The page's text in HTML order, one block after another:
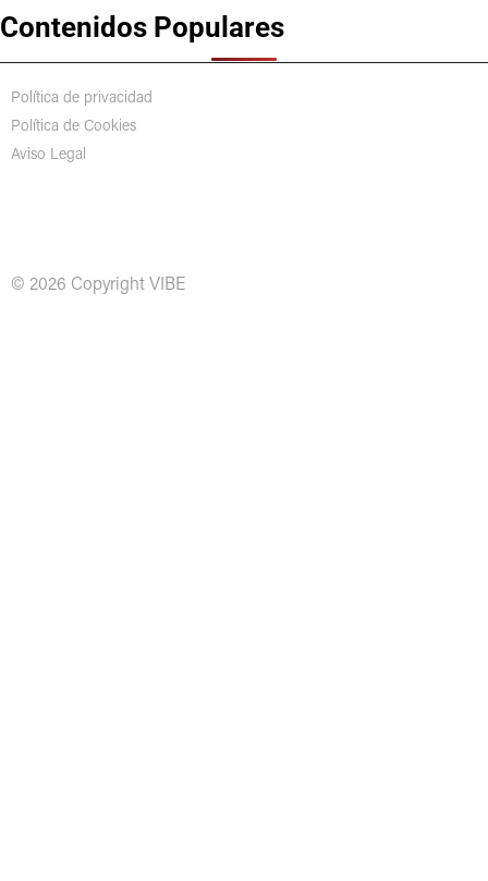
Contenidos Populares
Política de privacidad
Política de Cookies
Aviso Legal
© 2026 Copyright VIBE